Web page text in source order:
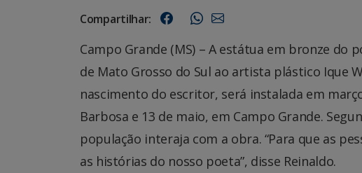
Compartilhar:
Campo Grande (MS) – A estátua em bronze do
de Mato Grosso do Sul ao artista plástico Ique
nascimento do escritor, será instalada em
Barbosa e 13 de maio, em Campo Grande.
população interaja com a obra. “Para que as
as histórias do nosso poeta”, disse Reinaldo.